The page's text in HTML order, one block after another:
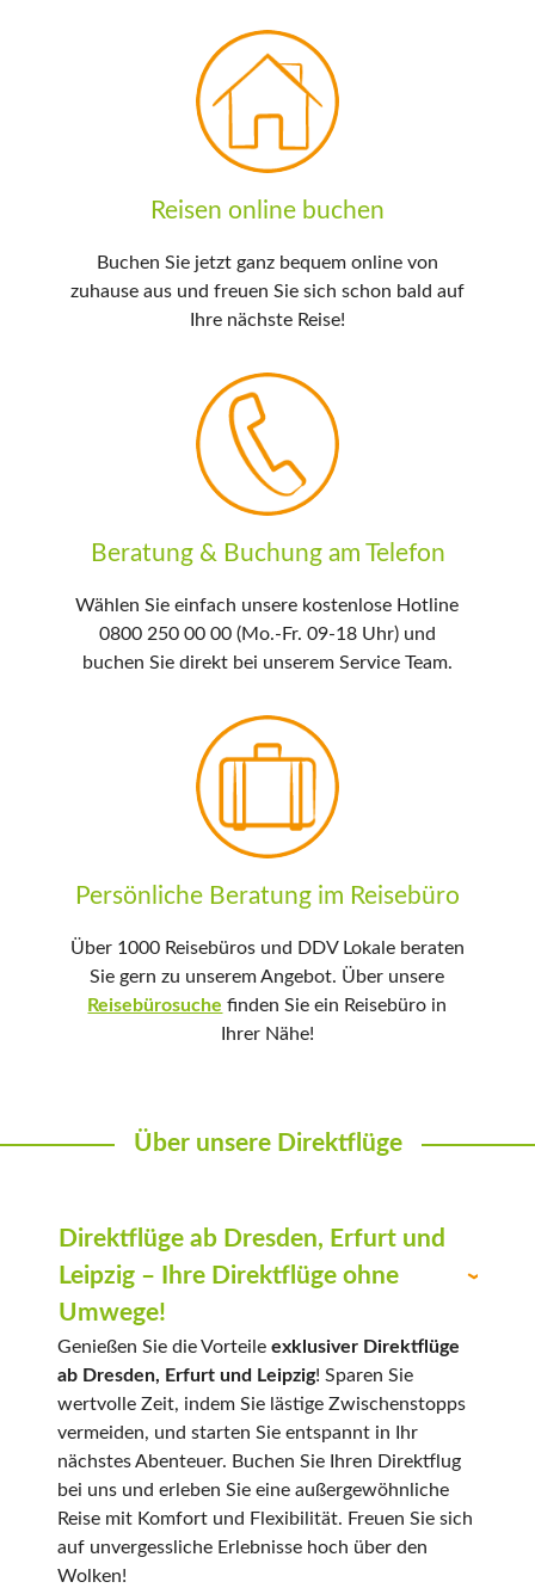
Reisen online buchen
Buchen Sie jetzt ganz bequem online von
zuhause aus und freuen Sie sich schon bald auf
Ihre nächste Reise!
Beratung & Buchung am Telefon
Wählen Sie einfach unsere kostenlose Hotline
0800 250 00 00 (Mo.-Fr. 09-18 Uhr) und
buchen Sie direkt bei unserem Service Team.
Persönliche Beratung im Reisebüro
Über 1000 Reisebüros und DDV Lokale beraten
Sie gern zu unserem Angebot. Über unsere
Reisebürosuche finden Sie ein Reisebüro in
Ihrer Nähe!
Über unsere Direktflüge
Direktflüge ab Dresden, Erfurt und
Leipzig – Ihre Direktflüge ohne
Umwege!
Genießen Sie die Vorteile exklusiver Direktflüge
ab Dresden, Erfurt und Leipzig! Sparen Sie
wertvolle Zeit, indem Sie lästige Zwischenstopps
vermeiden, und starten Sie entspannt in Ihr
nächstes Abenteuer. Buchen Sie Ihren Direktflug
bei uns und erleben Sie eine außergewöhnliche
Reise mit Komfort und Flexibilität. Freuen Sie sich
auf unvergessliche Erlebnisse hoch über den
Wolken!